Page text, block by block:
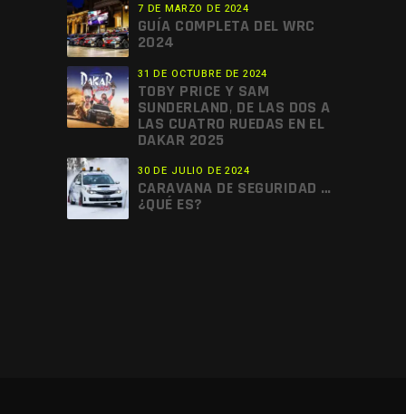
7 DE MARZO DE 2024
GUÍA COMPLETA DEL WRC
2024
31 DE OCTUBRE DE 2024
TOBY PRICE Y SAM
SUNDERLAND, DE LAS DOS A
LAS CUATRO RUEDAS EN EL
DAKAR 2025
30 DE JULIO DE 2024
CARAVANA DE SEGURIDAD …
¿QUÉ ES?